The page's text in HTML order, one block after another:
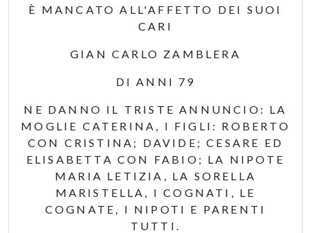
È MANCATO ALL'AFFETTO DEI SUOI
CARI
GIAN CARLO ZAMBLERA
DI ANNI 79
NE DANNO IL TRISTE ANNUNCIO: LA
MOGLIE CATERINA, I FIGLI: ROBERTO
CON CRISTINA; DAVIDE; CESARE ED
ELISABETTA CON FABIO; LA NIPOTE
MARIA LETIZIA, LA SORELLA
MARISTELLA, I COGNATI, LE
COGNATE, I NIPOTI E PARENTI
TUTTI.